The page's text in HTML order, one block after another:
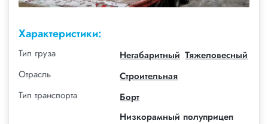
Характеристики:
Тип груза Негабаритный Тяжеловесный
Отрасль
Строительная
Тип транспорта
Борт
Низкорамный полуприцеп